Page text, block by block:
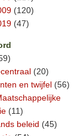
(120)
(47)
(20)
en twijfel (56)
(11)
beleid (45)